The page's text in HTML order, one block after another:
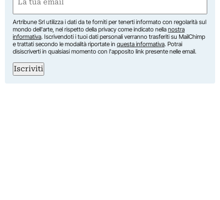
(Obbligatorio)
Artribune Srl utilizza i dati da te forniti per tenerti informato con regolarità sul
mondo dell'arte, nel rispetto della privacy come indicato nella nostra
informativa. Iscrivendoti i tuoi dati personali verranno trasferiti su MailChimp
e trattati secondo le modalità riportate in questa informativa. Potrai
disiscriverti in qualsiasi momento con l'apposito link presente nelle email.
Iscriviti